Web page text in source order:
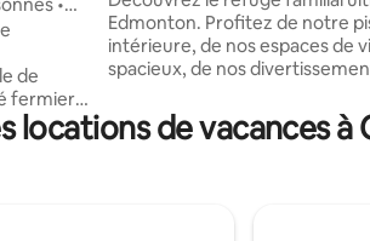
de
fermier
en
Edmonton. Profitez de notre
intérieure, de nos espaces de
spacieux, de nos
entièrement équipée.
située, notre maison offre une
locations de vacances